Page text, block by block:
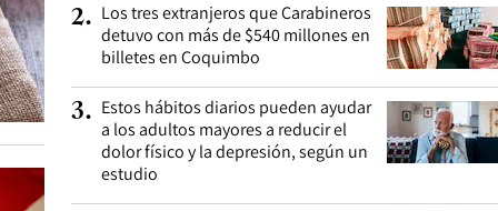
2. Los tres extranjeros que Carabineros
detuvo con más de $540 millones en
billetes en Coquimbo
3. Estos hábitos diarios pueden ayudar
a los adultos mayores a reducir el
dolor físico y la depresión, según un
estudio